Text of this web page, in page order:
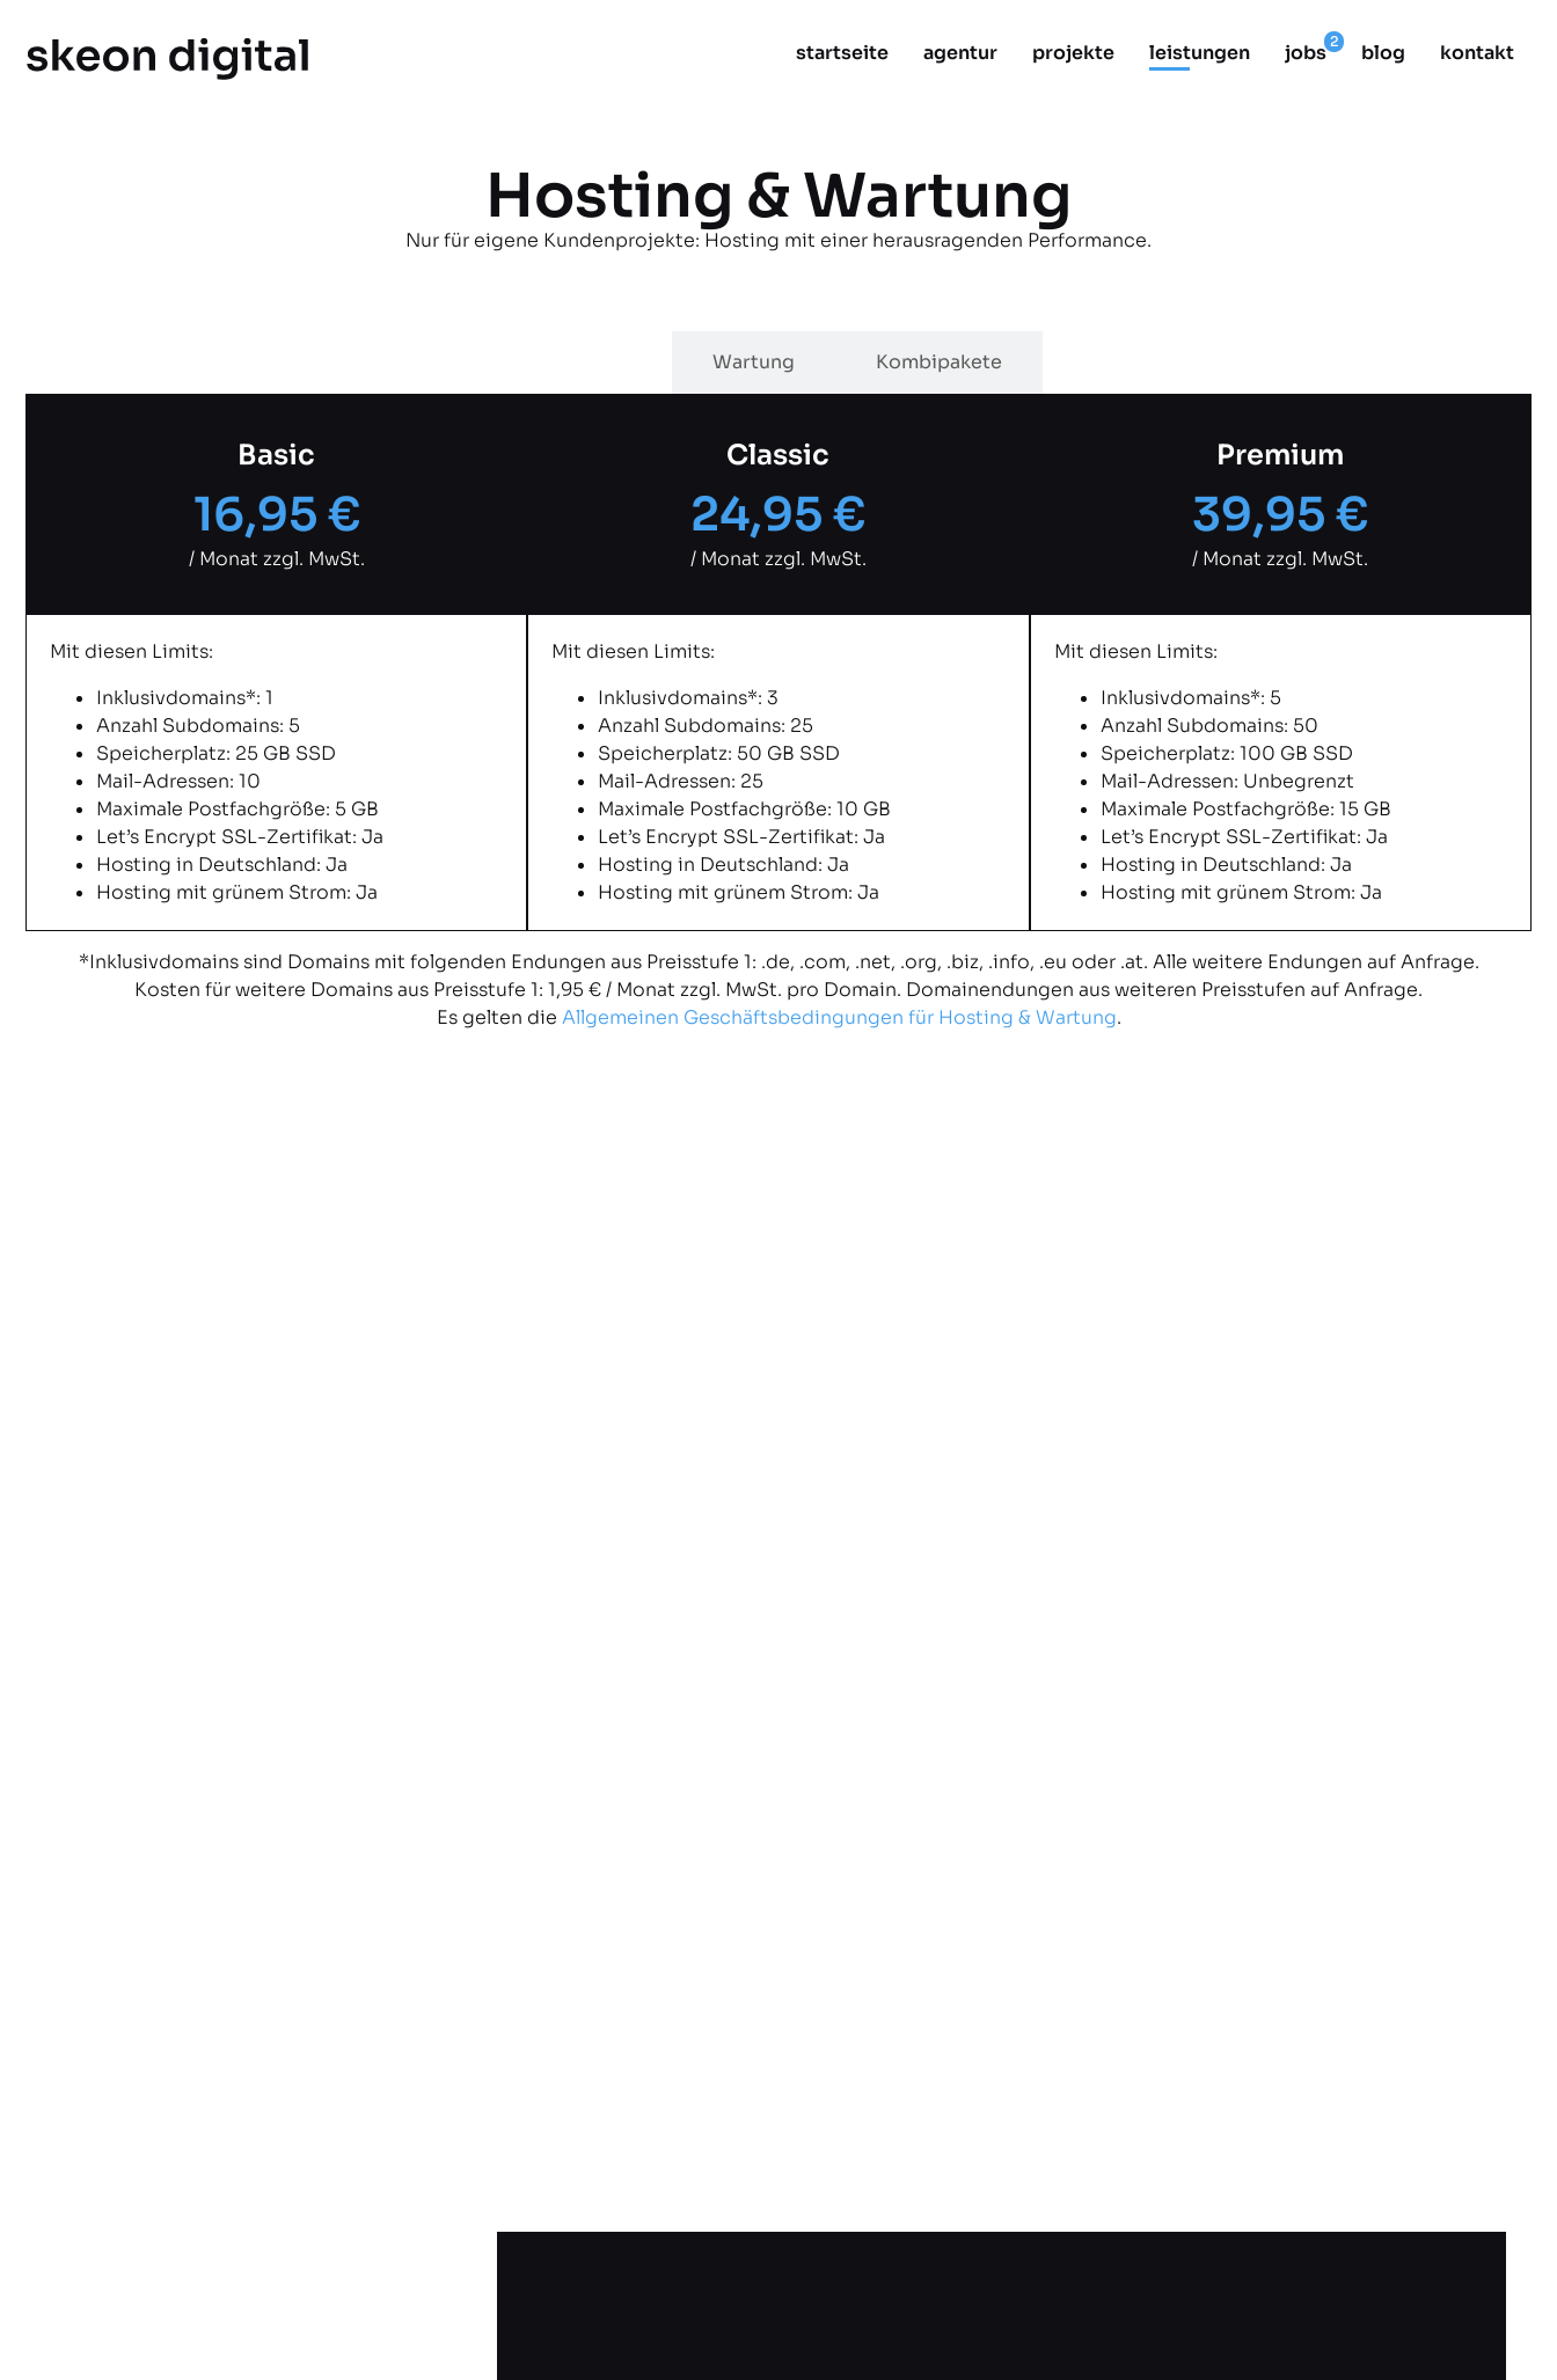
startseite agentur projekte leistungen jobs blog kontakt
Hosting & Wartung
Nur für eigene Kundenprojekte: Hosting mit einer herausragenden Performance.
Wartung Kombipakete
Basic
16,95 €
/ Monat zzgl. MwSt.
Mit diesen Limits:
Inklusivdomains*: 1
Anzahl Subdomains: 5
Speicherplatz: 25 GB SSD
Mail-Adressen: 10
Maximale Postfachgröße: 5 GB
Let’s Encrypt SSL-Zertifikat: Ja
Hosting in Deutschland: Ja
Hosting mit grünem Strom: Ja
Classic
24,95 €
/ Monat zzgl. MwSt.
Mit diesen Limits:
Inklusivdomains*: 3
Anzahl Subdomains: 25
Speicherplatz: 50 GB SSD
Mail-Adressen: 25
Maximale Postfachgröße: 10 GB
Let’s Encrypt SSL-Zertifikat: Ja
Hosting in Deutschland: Ja
Hosting mit grünem Strom: Ja
Premium
39,95 €
/ Monat zzgl. MwSt.
Mit diesen Limits:
Inklusivdomains*: 5
Anzahl Subdomains: 50
Speicherplatz: 100 GB SSD
Mail-Adressen: Unbegrenzt
Maximale Postfachgröße: 15 GB
Let’s Encrypt SSL-Zertifikat: Ja
Hosting in Deutschland: Ja
Hosting mit grünem Strom: Ja
*Inklusivdomains sind Domains mit folgenden Endungen aus Preisstufe 1: .de, .com, .net, .org, .biz, .info, .eu oder .at. Alle weitere Endungen auf Anfrage.
Kosten für weitere Domains aus Preisstufe 1: 1,95 € / Monat zzgl. MwSt. pro Domain. Domainendungen aus weiteren Preisstufen auf Anfrage.
Es gelten die Allgemeinen Geschäftsbedingungen für Hosting & Wartung.